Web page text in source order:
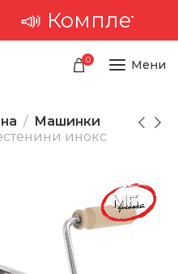
Комплетна
0 Мени
Машинки
инокс